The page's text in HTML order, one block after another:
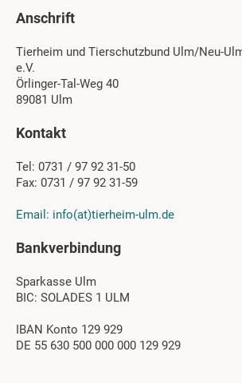
Anschrift
Tierheim und Tierschutzbund Ulm/Neu-
e.V.
Örlinger-Tal-Weg 40
89081 Ulm
Kontakt
Tel: 0731 / 97 92 31-50
Fax: 0731 / 97 92 31-59
Email: info(at)tierheim-ulm.de
Bankverbindung
Sparkasse Ulm
BIC: SOLADES 1 ULM
IBAN Konto 129 929
DE 55 630 500 000 000 129 929